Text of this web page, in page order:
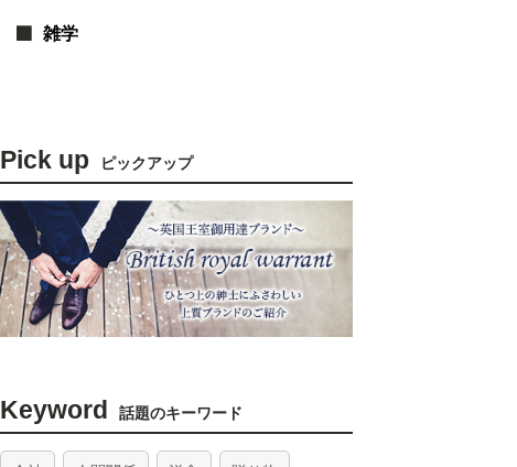
雑学
Pick up ピックアップ
Keyword 話題のキーワード